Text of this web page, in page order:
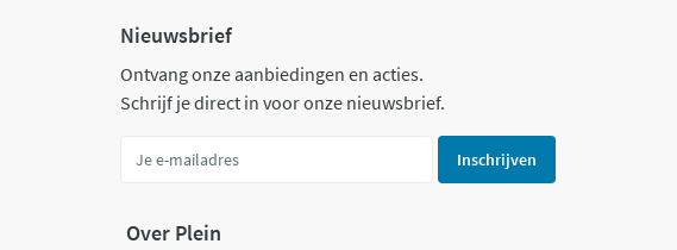
Nieuwsbrief
Ontvang onze aanbiedingen en acties.
Schrijf je direct in voor onze nieuwsbrief.
Inschrijven
Over Plein